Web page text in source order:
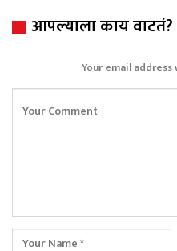
आपल्याला काय वाटतं?
Your email